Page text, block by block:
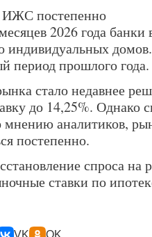
ИЖС постепенно
2026 года банки
индивидуальных
период прошлого года.
стало недавнее
до 14,25%. Однако
мнению аналитиков,
постепенно.
спроса на
ставки по
VK OK